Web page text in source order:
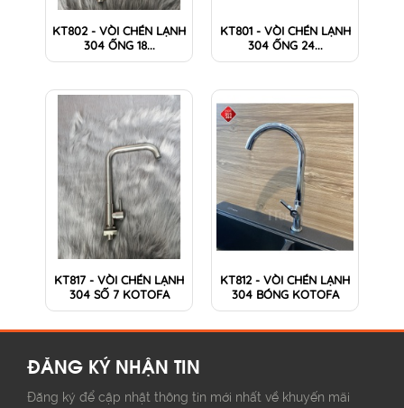
KT802 - VÒI CHÉN LẠNH
304 ỐNG 18...
KT801 - VÒI CHÉN LẠNH
304 ỐNG 24...
KT817 - VÒI CHÉN LẠNH
304 SỐ 7 KOTOFA
KT812 - VÒI CHÉN LẠNH
304 BÓNG KOTOFA
ĐĂNG KÝ NHẬN TIN
Đăng ký để cập nhật thông tin mới nhất về khuyến mãi